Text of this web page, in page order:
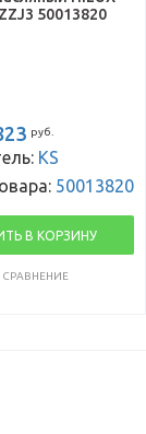
50013820
руб.
KS
50013820
В КОРЗИНУ
СРАВНЕНИЕ